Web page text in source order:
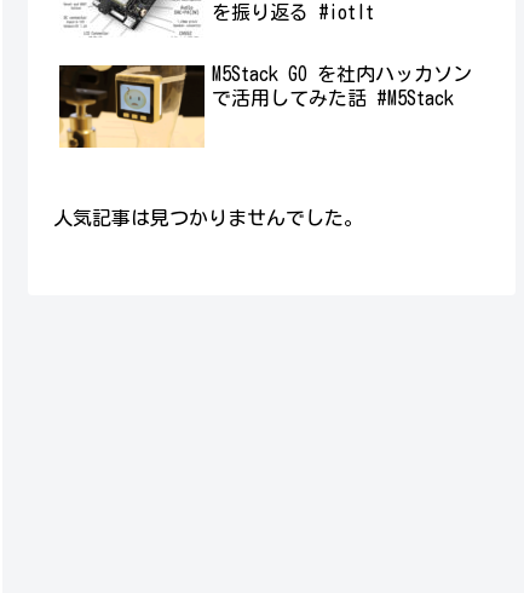
を振り返る #iotlt
M5Stack GO を社内ハッカソン
で活用してみた話 #M5Stack
人気記事は見つかりませんでした。